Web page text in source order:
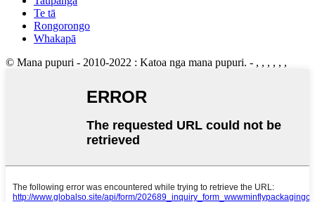
Te tā
Rongorongo
Whakapā
© Mana pupuri - 2010-2022 : Katoa nga mana pupuri. - , , , , , ,